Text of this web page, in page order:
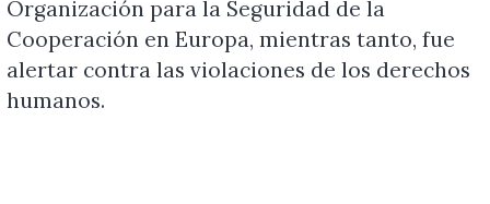
Organización para la Seguridad de la
Cooperación en Europa, mientras tanto, fue
alertar contra las violaciones de los derechos
humanos.